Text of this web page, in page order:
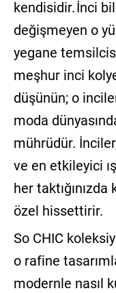
kendisidir.İnci
değişmeyen o
yegane
meşhur inci
düşünün; o
moda
mührüdür.
ve en etkileyici
her
özel hissettirir.
So CHIC
o rafine
modernle nasıl